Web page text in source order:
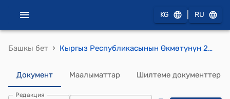
KG RU
Башкы бет › Кыргыз Республикасынын Өкмөтүнүн 2018-жылдын 25-декабрындагы № 606 токтомуна "Террористтик ишти каржылоо жана кылмыштуу кирешелерди легалдаштыруу (адалдоо) тобокелдиктерине баалоо жүргүзүү тартиби жөнүндө ЖОБО"
Документ Маалыматтар Шилтеме документтер
Редакция